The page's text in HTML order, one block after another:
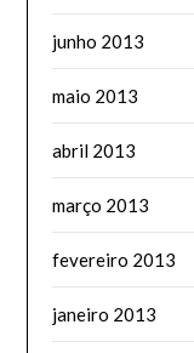
junho 2013
maio 2013
abril 2013
março 2013
fevereiro 2013
janeiro 2013